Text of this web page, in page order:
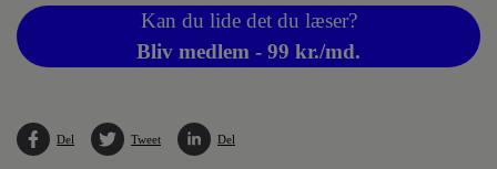
Kan du lide det du læser?
Bliv medlem - 99 kr./md.
Del Tweet Del